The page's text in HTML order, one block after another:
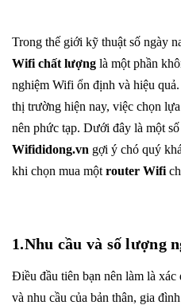
Trong thế giới kỹ thuật số ngày
Wifi chất lượng là một phần
nghiệm Wifi ổn định và hiệu
thị trường hiện nay, việc chọn
nên phức tạp. Dưới đây là một số
Wifididong.vn gợi ý chó quý
khi chọn mua một router Wifi
1.Nhu cầu và số lượng
Điều đầu tiên bạn nên làm là
và nhu cầu của bản thân, gia